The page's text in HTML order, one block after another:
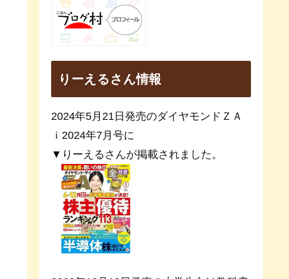
りーえるさん情報
2024年5月21日発売のダイヤモンドＺＡ
ｉ2024年7月号に
▼りーえるさんが掲載されました。